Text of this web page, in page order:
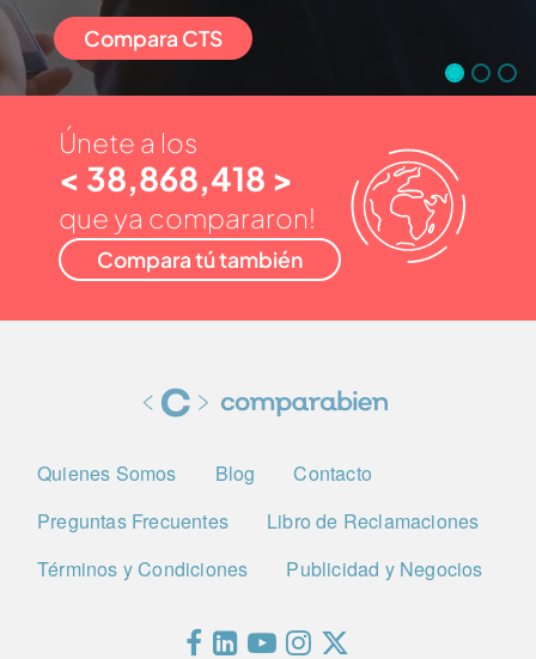
Compara CTS
Únete a los
< 38,868,418 >
que ya compararon!
Compara tú también
Quienes Somos Blog
Contacto
Preguntas Frecuentes
Libro de Reclamaciones
Términos y Condiciones
Publicidad y Negocios